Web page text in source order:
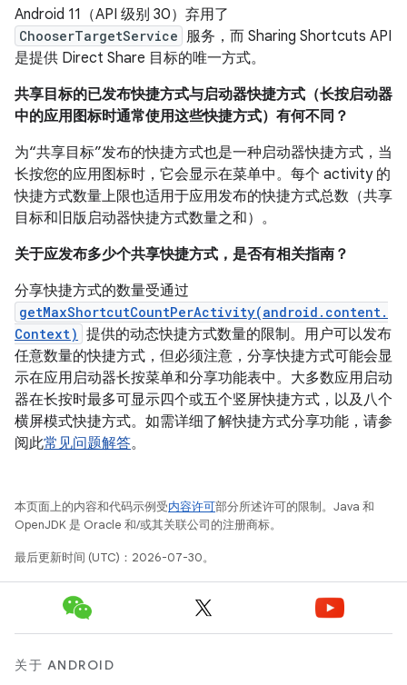
Android 11（API 级别 30）弃用了
ChooserTargetService 服务，而 Sharing Shortcuts API
是提供 Direct Share 目标的唯一方式。
共享目标的已发布快捷方式与启动器快捷方式（长按启动器
中的应用图标时通常使用这些快捷方式）有何不同？
为“共享目标”发布的快捷方式也是一种启动器快捷方式，当
长按您的应用图标时，它会显示在菜单中。每个 activity 的
快捷方式数量上限也适用于应用发布的快捷方式总数（共享
目标和旧版启动器快捷方式数量之和）。
关于应发布多少个共享快捷方式，是否有相关指南？
分享快捷方式的数量受通过
getMaxShortcutCountPerActivity(android.content.
Context) 提供的动态快捷方式数量的限制。用户可以发布
任意数量的快捷方式，但必须注意，分享快捷方式可能会显
示在应用启动器长按菜单和分享功能表中。大多数应用启动
器在长按时最多可显示四个或五个竖屏快捷方式，以及八个
横屏模式快捷方式。如需详细了解快捷方式分享功能，请参
阅此常见问题解答。
本页面上的内容和代码示例受内容许可部分所述许可的限制。Java 和
OpenJDK 是 Oracle 和/或其关联公司的注册商标。
最后更新时间 (UTC)：2026-07-30。
关于 ANDROID